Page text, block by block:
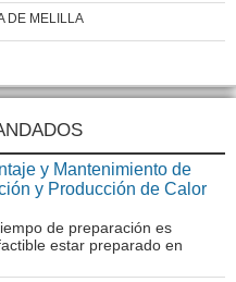
DE MELILLA
y Mantenimiento de
y Producción de Calor
de preparación es
estar preparado en